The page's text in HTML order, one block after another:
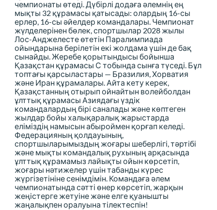
чемпионаты өтеді. Дүбірлі додаға әлемнің ең
мықты 32 құрамасы қатысады: олардың 16-сы
ерлер, 16-сы әйелдер командалары. Чемпионат
жүлделерінен бөлек, спортшылар 2028 жылы
Лос-Анджелесте өтетін Паралимпиада
ойындарына берілетін екі жолдама үшін де бақ
сынайды. Жеребе қорытындысы бойынша
Қазақстан құрамасы С тобында сынға түседі. Бұл
топтағы қарсыластары — Бразилия, Хорватия
және Иран құрамалары. Айта кету керек,
Қазақстанның отырып ойнайтын волейболдан
ұлттық құрамасы Азиядағы үздік
командалардың бірі саналады және көптеген
жылдар бойы халықаралық жарыстарда
еліміздің намысын абыроймен қорғап келеді.
Федерацияның қолдауының,
спортшыларымыздың жоғары шеберлігі, тәртібі
және мықты командалық рухының арқасында
ұлттық құрамамыз лайықты ойын көрсетіп,
жоғары нәтижелер үшін табанды күрес
жүргізетініне сенімдімін. Командаға әлем
чемпионатында сәтті өнер көрсетіп, жарқын
жеңістерге жетуіне және елге қуанышты
жаңалықпен оралуына тілектеспін!